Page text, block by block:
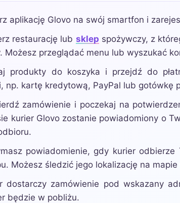
aplikację Glovo na swój smartfon i
restaurację lub sklep spożywczy, z
Możesz przeglądać menu lub wyszukać
produkty do koszyka i przejdź do
np. kartę kredytową, PayPal lub gotówkę
zamówienie i poczekaj na
kurier Glovo zostanie powiadomiony o
powiadomienie, gdy kurier
Możesz śledzić jego lokalizację na
dostarczy zamówienie pod wskazany
będzie w pobliżu.